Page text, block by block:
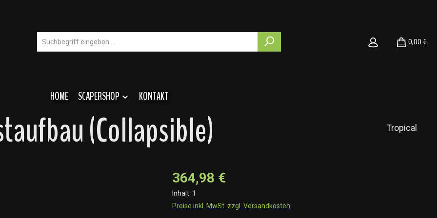
0,00 €
HOME SCAPERSHOP KONTAKT
(Collapsible) Tropical
364,98 €
Inhalt: 1
Preise inkl. MwSt. zzgl. Versandkosten